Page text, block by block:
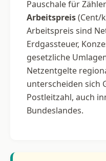
Pauschale für
Arbeitspreis(Cent/
Arbeitspreis sind
Erdgassteuer,
gesetzliche
Netzentgelte
unterscheiden sich
Postleitzahl, auch
Bundeslandes.